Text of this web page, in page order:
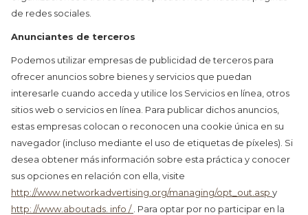
de redes sociales.
Anunciantes de terceros
Podemos utilizar empresas de publicidad de terceros para
ofrecer anuncios sobre bienes y servicios que puedan
interesarle cuando acceda y utilice los Servicios en línea, otros
sitios web o servicios en línea. Para publicar dichos anuncios,
estas empresas colocan o reconocen una cookie única en su
navegador (incluso mediante el uso de etiquetas de píxeles). Si
desea obtener más información sobre esta práctica y conocer
sus opciones en relación con ella, visite
http://www.networkadvertising.org/managing/opt_out.asp y
http: //www.aboutads. info / . Para optar por no participar en la